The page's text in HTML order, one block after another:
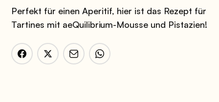
Perfekt für einen Aperitif, hier ist das Rezept für
Tartines mit aeQuilibrium-Mousse und Pistazien!